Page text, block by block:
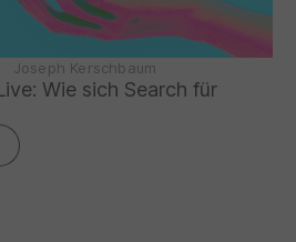
Joseph Kerschbaum
Wie sich Search für